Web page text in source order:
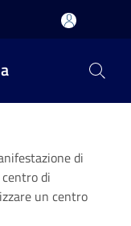
di
di
un centro